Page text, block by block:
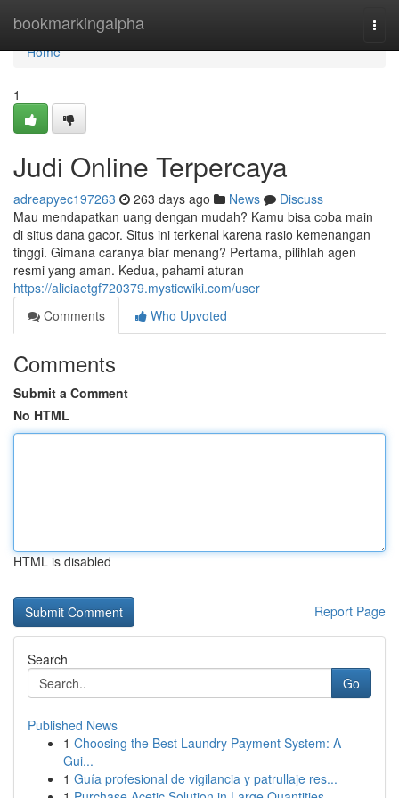
bookmarkingalpha
Home
Home
1
Judi Online Terpercaya
adreapyec197263 263 days ago News
Discuss
Mau mendapatkan uang dengan mudah? Kamu bisa coba main
di situs dana gacor. Situs ini terkenal karena rasio kemenangan
tinggi. Gimana caranya biar menang? Pertama, pilihlah agen
resmi yang aman. Kedua, pahami aturan
https://aliciaetgf720379.mysticwiki.com/user
Comments
Who Upvoted
Comments
Submit a Comment
No HTML
HTML is disabled
Report Page
Search
Go
Published News
1 Choosing the Best Laundry Payment System: A
Gui...
1 Guía profesional de vigilancia y patrullaje res...